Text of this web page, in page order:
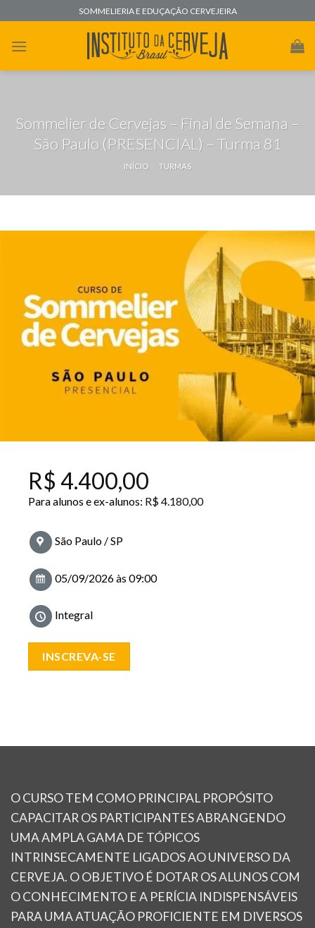
to
content
SOMMELIERIA E EDUÇAÇÃO CERVEJEIRA
Sommelier de Cervejas – Final de Semana –
São Paulo (PRESENCIAL) – Turma 81
INÍCIO TURMAS
R$ 4.400,00
Para alunos e ex-alunos: R$4.180,00
São Paulo / SP
05/09/2026 às 09:00
Integral
INSCREVA-SE
O CURSO TEM COMO PRINCIPAL PROPÓSITO
CAPACITAR OS PARTICIPANTES ABRANGENDO
UMA AMPLA GAMA DE TÓPICOS
INTRINSECAMENTE LIGADOS AO UNIVERSO DA
CERVEJA. O OBJETIVO É DOTAR OS ALUNOS COM
O CONHECIMENTO E A PERÍCIA INDISPENSÁVEIS
PARA UMA ATUAÇÃO PROFICIENTE EM DIVERSOS